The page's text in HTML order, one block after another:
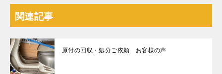
関連記事
原付の回収・処分ご依頼 お客様の声